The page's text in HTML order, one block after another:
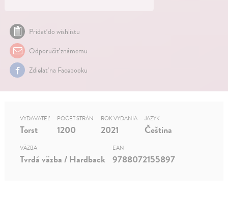
Pridať do wishlistu
Odporučiť známemu
Zdielať na Facebooku
VYDAVATEĽ
Torst
POČET STRÁN
1200
ROK VYDANIA
2021
JAZYK
Čeština
VÄZBA
Tvrdá väzba / Hardback
EAN
9788072155897